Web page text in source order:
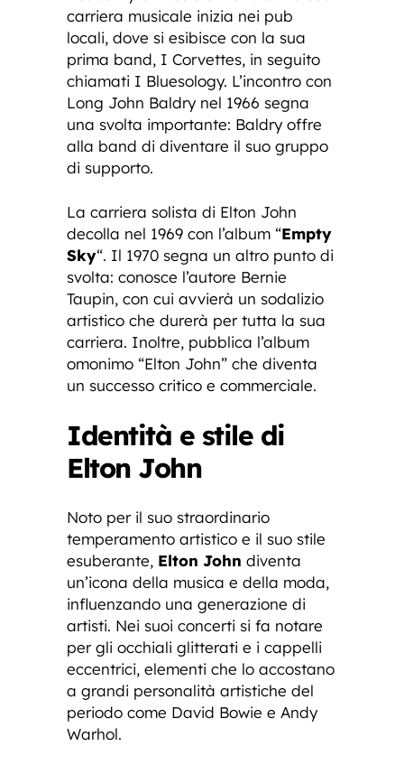
carriera musicale inizia nei pub
locali, dove si esibisce con la sua
prima band, I Corvettes, in seguito
chiamati I Bluesology. L’incontro con
Long John Baldry nel 1966 segna
una svolta importante: Baldry offre
alla band di diventare il suo gruppo
di supporto.
La carriera solista di Elton John
decolla nel 1969 con l’album “Empty
Sky“. Il 1970 segna un altro punto di
svolta: conosce l’autore Bernie
Taupin, con cui avvierà un sodalizio
artistico che durerà per tutta la sua
carriera. Inoltre, pubblica l’album
omonimo “Elton John” che diventa
un successo critico e commerciale.
Identità e stile di
Elton John
Noto per il suo straordinario
temperamento artistico e il suo stile
esuberante, Elton John diventa
un’icona della musica e della moda,
influenzando una generazione di
artisti. Nei suoi concerti si fa notare
per gli occhiali glitterati e i cappelli
eccentrici, elementi che lo accostano
a grandi personalità artistiche del
periodo come David Bowie e Andy
Warhol.